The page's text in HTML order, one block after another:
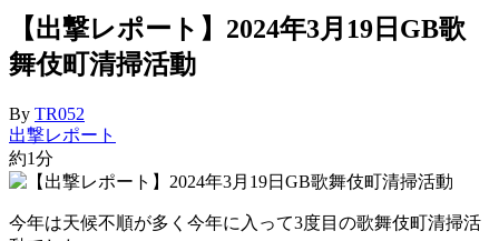
【出撃レポート】2024年3月19日GB歌
舞伎町清掃活動
By TR052
出撃レポート
約1分
今年は天候不順が多く今年に入って3度目の歌舞伎町清掃活